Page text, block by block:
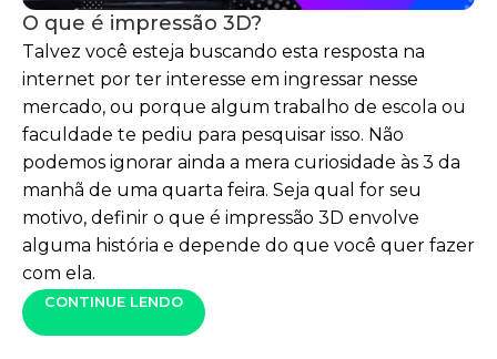
O que é impressão 3D?
Talvez você esteja buscando esta resposta na
internet por ter interesse em ingressar nesse
mercado, ou porque algum trabalho de escola ou
faculdade te pediu para pesquisar isso. Não
podemos ignorar ainda a mera curiosidade às 3 da
manhã de uma quarta feira. Seja qual for seu
motivo, definir o que é impressão 3D envolve
alguma história e depende do que você quer fazer
com ela.
CONTINUE LENDO